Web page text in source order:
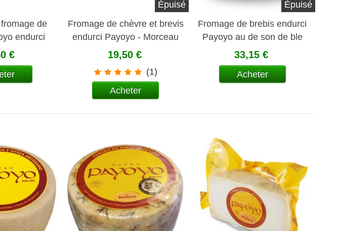
de
endurci
€
Épuisé
Fromage de chèvre et brevis
endurci Payoyo - Morceau
19,50 €
(1)
Acheter
Épuisé
Fromage de brebis endurci
Payoyo au de son de ble
33,15 €
Acheter